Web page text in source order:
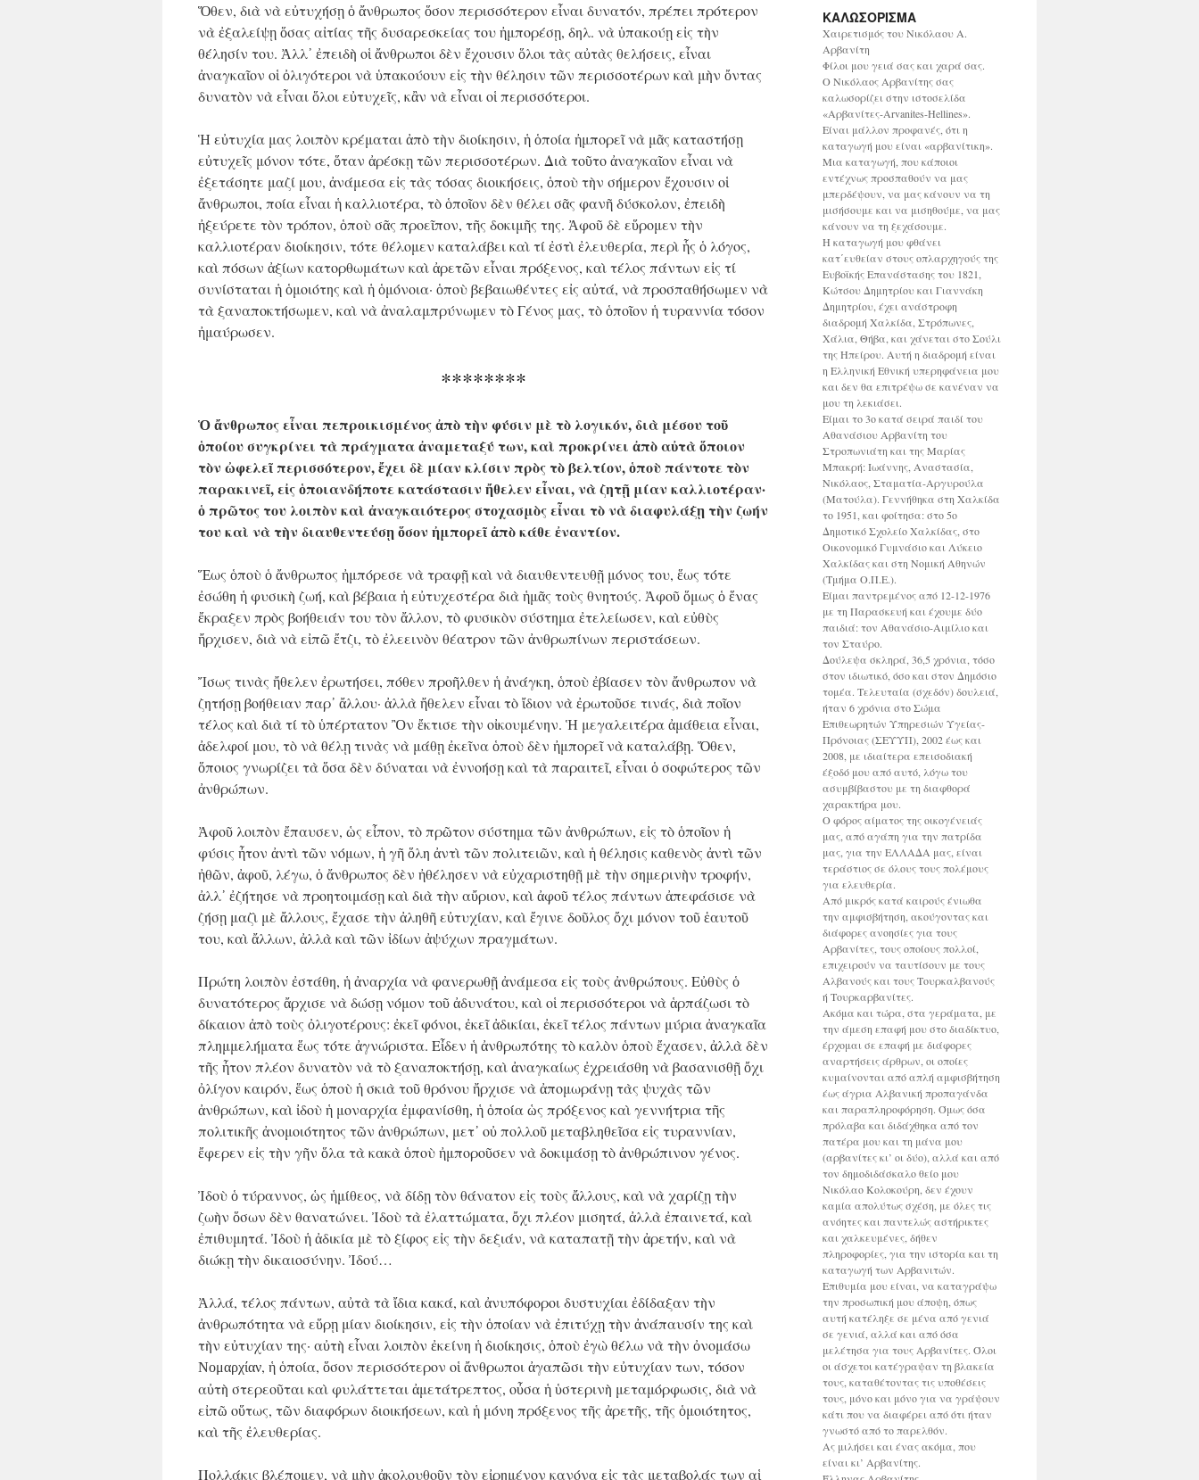
Ὅθεν, διὰ νὰ εὐτυχήσῃ ὁ ἄνθρωπος ὅσον περισσότερον εἶναι δυνατόν, πρέπει πρότερον
νὰ ἐξαλείψῃ ὅσας αἰτίας τῆς δυσαρεσκείας του ἠμπορέσῃ, δηλ. νὰ ὑπακούῃ εἰς τὴν
θέλησίν του. Ἀλλ᾿ ἐπειδὴ οἱ ἄνθρωποι δὲν ἔχουσιν ὅλοι τὰς αὐτὰς θελήσεις, εἶναι
ἀναγκαῖον οἱ ὀλιγότεροι νὰ ὑπακούουν εἰς τὴν θέλησιν τῶν περισσοτέρων καὶ μὴν ὄντας
δυνατὸν νὰ εἶναι ὅλοι εὐτυχεῖς, κἂν νὰ εἶναι οἱ περισσότεροι.
Ἡ εὐτυχία μας λοιπὸν κρέμαται ἀπὸ τὴν διοίκησιν, ἡ ὁποία ἠμπορεῖ νὰ μᾶς καταστήσῃ
εὐτυχεῖς μόνον τότε, ὅταν ἀρέσκῃ τῶν περισσοτέρων. Διὰ τοῦτο ἀναγκαῖον εἶναι νὰ
ἐξετάσητε μαζί μου, ἀνάμεσα εἰς τὰς τόσας διοικήσεις, ὁποὺ τὴν σήμερον ἔχουσιν οἱ
ἄνθρωποι, ποία εἶναι ἡ καλλιοτέρα, τὸ ὁποῖον δὲν θέλει σᾶς φανῆ δύσκολον, ἐπειδὴ
ἠξεύρετε τὸν τρόπον, ὁποὺ σᾶς προεῖπον, τῆς δοκιμῆς της. Ἀφοῦ δὲ εὕρομεν τὴν
καλλιοτέραν διοίκησιν, τότε θέλομεν καταλάβει καὶ τί ἐστὶ ἐλευθερία, περὶ ἧς ὁ λόγος,
καὶ πόσων ἀξίων κατορθωμάτων καὶ ἀρετῶν εἶναι πρόξενος, καὶ τέλος πάντων εἰς τί
συνίσταται ἡ ὁμοιότης καὶ ἡ ὁμόνοια· ὁποὺ βεβαιωθέντες εἰς αὐτά, νὰ προσπαθήσωμεν νὰ
τὰ ξαναποκτήσωμεν, καὶ νὰ ἀναλαμπρύνωμεν τὸ Γένος μας, τὸ ὁποῖον ἡ τυραννία τόσον
ἠμαύρωσεν.
********
Ὁ ἄνθρωπος εἶναι πεπροικισμένος ἀπὸ τὴν φύσιν μὲ τὸ λογικόν, διὰ μέσου τοῦ
ὁποίου συγκρίνει τὰ πράγματα ἀναμεταξύ των, καὶ προκρίνει ἀπὸ αὐτὰ ὅποιον
τὸν ὠφελεῖ περισσότερον, ἔχει δὲ μίαν κλίσιν πρὸς τὸ βελτίον, ὁποὺ πάντοτε τὸν
παρακινεῖ, εἰς ὁποιανδήποτε κατάστασιν ἤθελεν εἶναι, νὰ ζητῇ μίαν καλλιοτέραν·
ὁ πρῶτος του λοιπὸν καὶ ἀναγκαιότερος στοχασμὸς εἶναι τὸ νὰ διαφυλάξῃ τὴν ζωήν
του καὶ νὰ τὴν διαυθεντεύσῃ ὅσον ἠμπορεῖ ἀπὸ κάθε ἐναντίον.
Ἕως ὁποὺ ὁ ἄνθρωπος ἠμπόρεσε νὰ τραφῇ καὶ νὰ διαυθεντευθῇ μόνος του, ἕως τότε
ἐσώθη ἡ φυσικὴ ζωή, καὶ βέβαια ἡ εὐτυχεστέρα διὰ ἡμᾶς τοὺς θνητούς. Ἀφοῦ ὅμως ὁ ἕνας
ἔκραξεν πρὸς βοήθειάν του τὸν ἄλλον, τὸ φυσικὸν σύστημα ἐτελείωσεν, καὶ εὐθὺς
ἤρχισεν, διὰ νὰ εἰπῶ ἔτζι, τὸ ἐλεεινὸν θέατρον τῶν ἀνθρωπίνων περιστάσεων.
Ἴσως τινὰς ἤθελεν ἐρωτήσει, πόθεν προῆλθεν ἡ ἀνάγκη, ὁποὺ ἐβίασεν τὸν ἄνθρωπον νὰ
ζητήσῃ βοήθειαν παρ᾿ ἄλλου· ἀλλὰ ἤθελεν εἶναι τὸ ἴδιον νὰ ἐρωτοῦσε τινάς, διὰ ποῖον
τέλος καὶ διὰ τί τὸ ὑπέρτατον Ὂν ἔκτισε τὴν οἰκουμένην. Ἡ μεγαλειτέρα ἀμάθεια εἶναι,
ἀδελφοί μου, τὸ νὰ θέλῃ τινὰς νὰ μάθῃ ἐκεῖνα ὁποὺ δὲν ἠμπορεῖ νὰ καταλάβῃ. Ὅθεν,
ὅποιος γνωρίζει τὰ ὅσα δὲν δύναται νὰ ἐννοήσῃ καὶ τὰ παραιτεῖ, εἶναι ὁ σοφώτερος τῶν
ἀνθρώπων.
Ἀφοῦ λοιπὸν ἔπαυσεν, ὡς εἶπον, τὸ πρῶτον σύστημα τῶν ἀνθρώπων, εἰς τὸ ὁποῖον ἡ
φύσις ἦτον ἀντὶ τῶν νόμων, ἡ γῆ ὅλη ἀντὶ τῶν πολιτειῶν, καὶ ἡ θέλησις καθενὸς ἀντὶ τῶν
ἠθῶν, ἀφοῦ, λέγω, ὁ ἄνθρωπος δὲν ἠθέλησεν νὰ εὐχαριστηθῇ μὲ τὴν σημερινὴν τροφήν,
ἀλλ᾿ ἐζήτησε νὰ προητοιμάσῃ καὶ διὰ τὴν αὔριον, καὶ ἀφοῦ τέλος πάντων ἀπεφάσισε νὰ
ζήσῃ μαζὶ μὲ ἄλλους, ἔχασε τὴν ἀληθῆ εὐτυχίαν, καὶ ἔγινε δοῦλος ὄχι μόνον τοῦ ἑαυτοῦ
του, καὶ ἄλλων, ἀλλὰ καὶ τῶν ἰδίων ἀψύχων πραγμάτων.
Πρώτη λοιπὸν ἐστάθη, ἡ ἀναρχία νὰ φανερωθῇ ἀνάμεσα εἰς τοὺς ἀνθρώπους. Εὐθὺς ὁ
δυνατότερος ἄρχισε νὰ δώσῃ νόμον τοῦ ἀδυνάτου, καὶ οἱ περισσότεροι νὰ ἁρπάζωσι τὸ
δίκαιον ἀπὸ τοὺς ὀλιγοτέρους: ἐκεῖ φόνοι, ἐκεῖ ἀδικίαι, ἐκεῖ τέλος πάντων μύρια ἀναγκαῖα
πλημμελήματα ἕως τότε ἀγνώριστα. Εἶδεν ἡ ἀνθρωπότης τὸ καλὸν ὁποὺ ἔχασεν, ἀλλὰ δὲν
τῆς ἦτον πλέον δυνατὸν νὰ τὸ ξαναποκτήσῃ, καὶ ἀναγκαίως ἐχρειάσθη νὰ βασανισθῇ ὄχι
ὀλίγον καιρόν, ἕως ὁποὺ ἡ σκιὰ τοῦ θρόνου ἤρχισε νὰ ἀπομωράνῃ τὰς ψυχὰς τῶν
ἀνθρώπων, καὶ ἰδοὺ ἡ μοναρχία ἐμφανίσθη, ἡ ὁποία ὡς πρόξενος καὶ γεννήτρια τῆς
πολιτικῆς ἀνομοιότητος τῶν ἀνθρώπων, μετ᾿ οὐ πολλοῦ μεταβληθεῖσα εἰς τυραννίαν,
ἔφερεν εἰς τὴν γῆν ὅλα τὰ κακὰ ὁποὺ ἠμποροῦσεν νὰ δοκιμάσῃ τὸ ἀνθρώπινον γένος.
Ἰδοὺ ὁ τύραννος, ὡς ἡμίθεος, νὰ δίδῃ τὸν θάνατον εἰς τοὺς ἄλλους, καὶ νὰ χαρίζῃ τὴν
ζωὴν ὅσων δὲν θανατώνει. Ἰδοὺ τὰ ἐλαττώματα, ὄχι πλέον μισητά, ἀλλὰ ἐπαινετά, καὶ
ἐπιθυμητά. Ἰδοὺ ἡ ἀδικία μὲ τὸ ξίφος εἰς τὴν δεξιάν, νὰ καταπατῇ τὴν ἀρετήν, καὶ νὰ
διώκῃ τὴν δικαιοσύνην. Ἰδού…
Ἀλλά, τέλος πάντων, αὐτὰ τὰ ἴδια κακά, καὶ ἀνυπόφοροι δυστυχίαι ἐδίδαξαν τὴν
ἀνθρωπότητα νὰ εὕρῃ μίαν διοίκησιν, εἰς τὴν ὁποίαν νὰ ἐπιτύχῃ τὴν ἀνάπαυσίν της καὶ
τὴν εὐτυχίαν της· αὐτὴ εἶναι λοιπὸν ἐκείνη ἡ διοίκησις, ὁποὺ ἐγὼ θέλω νὰ τὴν ὀνομάσω
Νομαρχίαν, ἡ ὁποία, ὅσον περισσότερον οἱ ἄνθρωποι ἀγαπῶσι τὴν εὐτυχίαν των, τόσον
αὐτὴ στερεοῦται καὶ φυλάττεται ἀμετάτρεπτος, οὖσα ἡ ὑστερινὴ μεταμόρφωσις, διὰ νὰ
εἰπῶ οὕτως, τῶν διαφόρων διοικήσεων, καὶ ἡ μόνη πρόξενος τῆς ἀρετῆς, τῆς ὁμοιότητος,
καὶ τῆς ἐλευθερίας.
Πολλάκις βλέπομεν, νὰ μὴν ἀκολουθοῦν τὸν εἰρημένον κανόνα εἰς τὰς μεταβολάς των αἱ
ΚΑΛΩΣΟΡΙΣΜΑ
Χαιρετισμός του Νικόλαου Α.
Αρβανίτη
Φίλοι μου γειά σας και χαρά σας.
Ο Νικόλαος Αρβανίτης σας
καλωσορίζει στην ιστοσελίδα
«Αρβανίτες-Arvanites-Hellines».
Είναι μάλλον προφανές, ότι η
καταγωγή μου είναι «αρβανίτικη».
Μια καταγωγή, που κάποιοι
εντέχνως προσπαθούν να μας
μπερδέψουν, να μας κάνουν να τη
μισήσουμε και να μισηθούμε, να μας
κάνουν να τη ξεχάσουμε.
Η καταγωγή μου φθάνει
κατ΄ευθείαν στους οπλαρχηγούς της
Ευβοϊκής Επανάστασης του 1821,
Κώτσου Δημητρίου και Γιαννάκη
Δημητρίου, έχει ανάστροφη
διαδρομή Χαλκίδα, Στρόπωνες,
Χάλια, Θήβα, και χάνεται στο Σούλι
της Ηπείρου. Αυτή η διαδρομή είναι
η Ελληνική Εθνική υπερηφάνεια μου
και δεν θα επιτρέψω σε κανέναν να
μου τη λεκιάσει.
Είμαι το 3ο κατά σειρά παιδί του
Αθανάσιου Αρβανίτη του
Στροπωνιάτη και της Μαρίας
Μπακρή: Ιωάννης, Αναστασία,
Νικόλαος, Σταματία-Αργυρούλα
(Ματούλα). Γεννήθηκα στη Χαλκίδα
το 1951, και φοίτησα: στο 5ο
Δημοτικό Σχολείο Χαλκίδας, στο
Οικονομικό Γυμνάσιο και Λύκειο
Χαλκίδας και στη Νομική Αθηνών
(Τμήμα Ο.Π.Ε.).
Είμαι παντρεμένος από 12-12-1976
με τη Παρασκευή και έχουμε δύο
παιδιά: τον Αθανάσιο-Αιμίλιο και
τον Σταύρο.
Δούλεψα σκληρά, 36,5 χρόνια, τόσο
στον ιδιωτικό, όσο και στον Δημόσιο
τομέα. Τελευταία (σχεδόν) δουλειά,
ήταν 6 χρόνια στο Σώμα
Επιθεωρητών Υπηρεσιών Υγείας-
Πρόνοιας (ΣΕΥΥΠ), 2002 έως και
2008, με ιδιαίτερα επεισοδιακή
έξοδό μου από αυτό, λόγω του
ασυμβίβαστου με τη διαφθορά
χαρακτήρα μου.
Ο φόρος αίματος της οικογένειάς
μας, από αγάπη για την πατρίδα
μας, για την ΕΛΛΑΔΑ μας, είναι
τεράστιος σε όλους τους πολέμους
για ελευθερία.
Από μικρός κατά καιρούς ένιωθα
την αμφισβήτηση, ακούγοντας και
διάφορες ανοησίες για τους
Αρβανίτες, τους οποίους πολλοί,
επιχειρούν να ταυτίσουν με τους
Αλβανούς και τους Τουρκαλβανούς
ή Τουρκαρβανίτες.
Ακόμα και τώρα, στα γεράματα, με
την άμεση επαφή μου στο διαδίκτυο,
έρχομαι σε επαφή με διάφορες
αναρτήσεις άρθρων, οι οποίες
κυμαίνονται από απλή αμφισβήτηση
έως άγρια Αλβανική προπαγάνδα
και παραπληροφόρηση. Όμως όσα
πρόλαβα και διδάχθηκα από τον
πατέρα μου και τη μάνα μου
(αρβανίτες κι’ οι δύο), αλλά και από
τον δημοδιδάσκαλο θείο μου
Νικόλαο Κολοκούρη, δεν έχουν
καμία απολύτως σχέση, με όλες τις
ανόητες και παντελώς αστήρικτες
και χαλκευμένες, δήθεν
πληροφορίες, για την ιστορία και τη
καταγωγή των Αρβανιτών.
Επιθυμία μου είναι, να καταγράψω
την προσωπική μου άποψη, όπως
αυτή κατέληξε σε μένα από γενιά
σε γενιά, αλλά και από όσα
μελέτησα για τους Αρβανίτες. Όλοι
οι άσχετοι κατέγραψαν τη βλακεία
τους, καταθέτοντας τις υποθέσεις
τους, μόνο και μόνο για να γράψουν
κάτι που να διαφέρει από ότι ήταν
γνωστό από το παρελθόν.
Ας μιλήσει και ένας ακόμα, που
είναι κι’ Αρβανίτης.